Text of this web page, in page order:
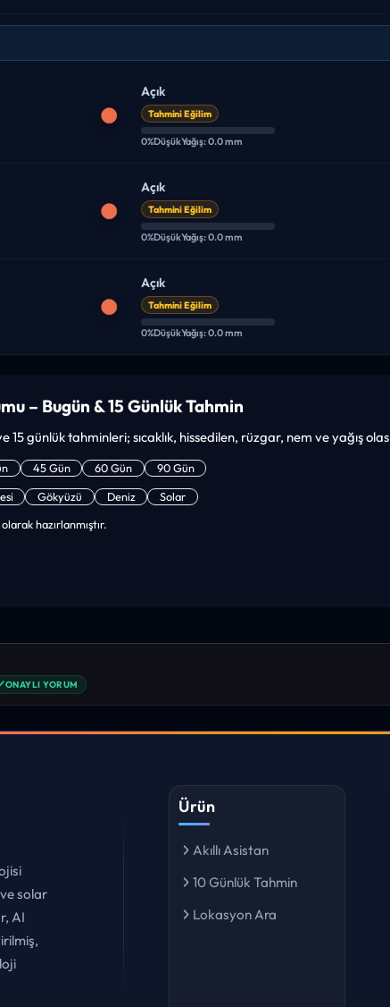
Açık
Tahmini Eğilim
0%DüşükYağış: 0.0 mm
Açık
Tahmini Eğilim
0%DüşükYağış: 0.0 mm
Açık
Tahmini Eğilim
0%DüşükYağış: 0.0 mm
– Bugün & 15 Günlük Tahmin
günlük tahminleri; sıcaklık, hissedilen, rüzgar, nem ve yağış
45 Gün 60 Gün
90 Gün
Gökyüzü Deniz
Solar
hazırlanmıştır.
sitesisiniz. ilk defa bu denli bir site gördüm. bundn sonra
tüm bilgiyi bulabiliyorum. ekibinizin emeğine saglık”
Ürün
Lokasyon Ara